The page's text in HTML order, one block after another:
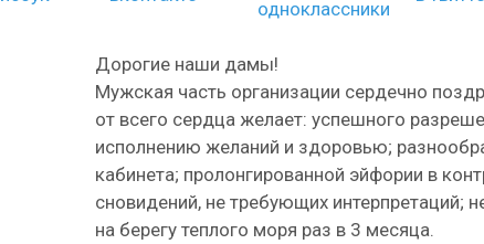
Дорогие наши дамы!
Мужская часть организации сердечно
от всего сердца желает: успешного
исполнению желаний и здоровью;
кабинета; пролонгированной эйфории в
сновидений, не требующих интерпретаций;
на берегу теплого моря раз в 3 месяца.